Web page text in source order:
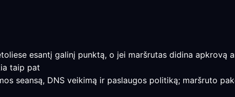
esantį galinį punktą, o jei maršrutas didina apkrovą
taip pat
seansą, DNS veikimą ir paslaugos politiką; maršruto